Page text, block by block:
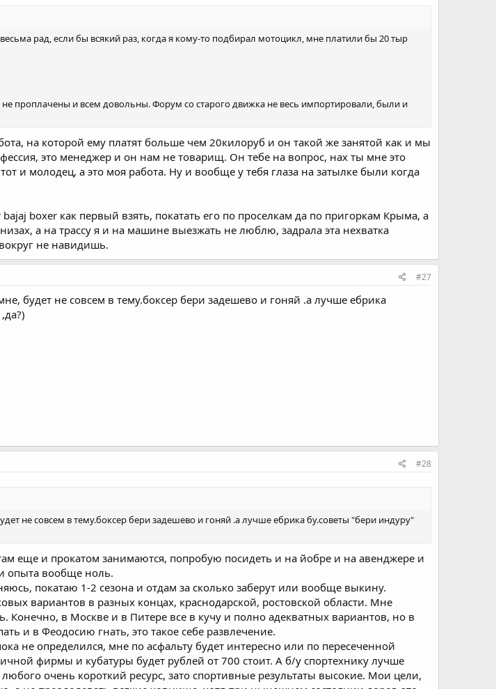
рад, если бы всякий раз, когда я кому-то подбирал мотоцикл, мне платили бы 20 тыр
не проплачены и всем довольны. Форум со старого движка не весь импортировали, были и
на которой ему платят больше чем 20килоруб и он такой же занятой как и мы
это менеджер и он нам не товарищ. Он тебе на вопрос, нах ты мне это
и молодец, а это моя работа. Ну и вообще у тебя глаза на затылке были когда
boxer как первый взять, покатать его по проселкам да по пригоркам Крыма, а
а на трассу я и на машине выезжать не люблю, задрала эта нехватка
не навидишь.
#27
будет не совсем в тему.боксер бери задешево и гоняй .а лучше ебрика
#28
не совсем в тему.боксер бери задешево и гоняй .а лучше ебрика бу.советы "бери индуру"
еще и прокатом занимаются, попробую посидеть и на йобре и на авенджере и
и опыта вообще ноль.
покатаю 1-2 сезона и отдам за сколько заберут или вообще выкину.
вариантов в разных концах, краснодарской, ростовской области. Мне
Конечно, в Москве и в Питере все в кучу и полно адекватных вариантов, но в
и в Феодосию гнать, это такое себе развлечение.
не определился, мне по асфальту будет интересно или по пересеченной
фирмы и кубатуры будет рублей от 700 стоит. А б/у спортехнику лучше
очень короткий ресурс, зато спортивные результаты высокие. Мои цели,